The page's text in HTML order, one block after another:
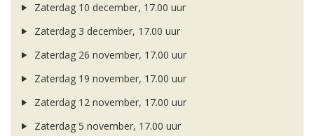
Zaterdag 10 december, 17.00 uur
Zaterdag 3 december, 17.00 uur
Zaterdag 26 november, 17.00 uur
Zaterdag 19 november, 17.00 uur
Zaterdag 12 november, 17.00 uur
Zaterdag 5 november, 17.00 uur